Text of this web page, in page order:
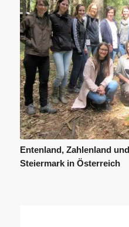
Entenland, Zahlenland
Steiermark in Österreich